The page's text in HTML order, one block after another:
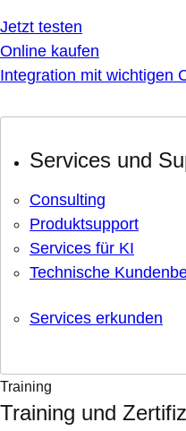
Jetzt testen
Online kaufen
Integration mit wichtigen
Services und
Consulting
Produktsupport
Services für KI
Technische
Services erkunden
Training
Training und